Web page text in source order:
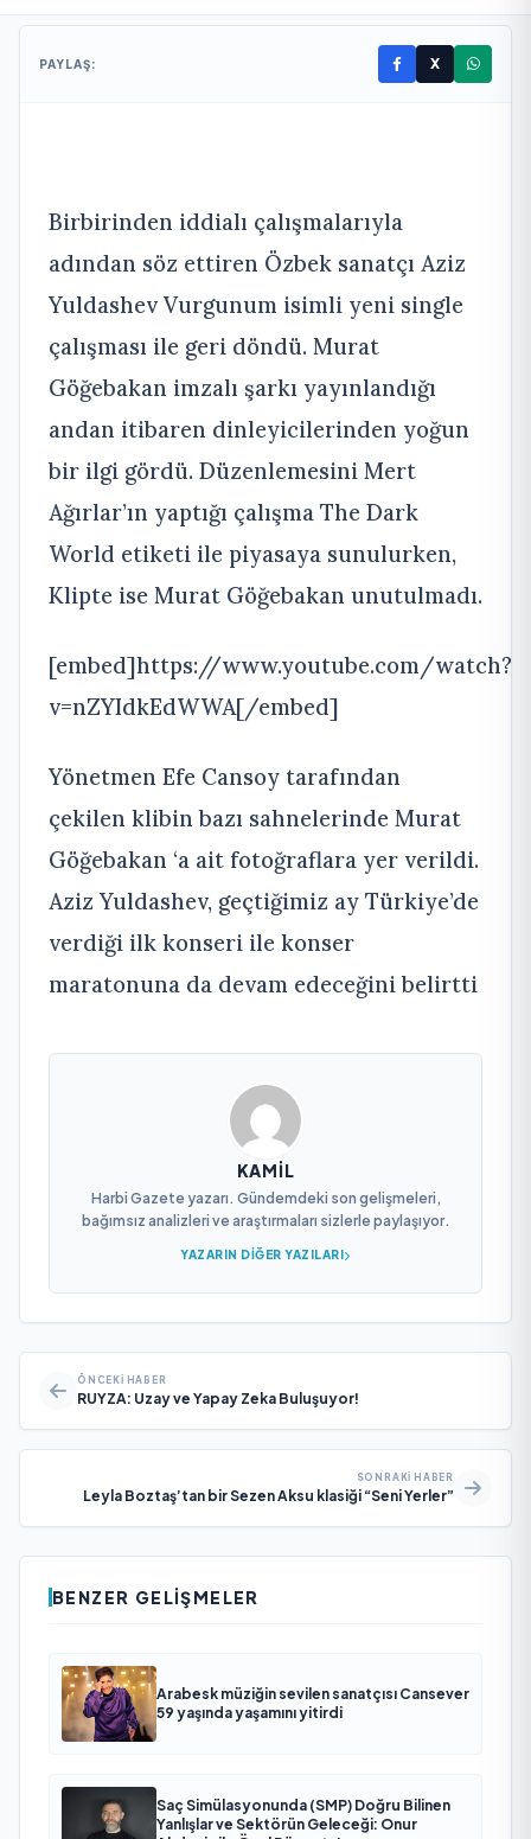
PAYLAŞ: X
Birbirinden iddialı çalışmalarıyla
adından söz ettiren Özbek sanatçı Aziz
Yuldashev Vurgunum isimli yeni single
çalışması ile geri döndü. Murat
Göğebakan imzalı şarkı yayınlandığı
andan itibaren dinleyicilerinden yoğun
bir ilgi gördü. Düzenlemesini Mert
Ağırlar’ın yaptığı çalışma The Dark
World etiketi ile piyasaya sunulurken,
Klipte ise Murat Göğebakan unutulmadı.
[embed]https://www.youtube.com/watch?
v=nZYIdkEdWWA[/embed]
Yönetmen Efe Cansoy tarafından
çekilen klibin bazı sahnelerinde Murat
Göğebakan ‘a ait fotoğraflara yer verildi.
Aziz Yuldashev, geçtiğimiz ay Türkiye’de
verdiği ilk konseri ile konser
maratonuna da devam edeceğini belirtti
KAMIL
Harbi Gazete yazarı. Gündemdeki son gelişmeleri,
bağımsız analizleri ve araştırmaları sizlerle paylaşıyor.
YAZARIN DIĞER YAZILARI
ÖNCEKI HABER
RUYZA: Uzay ve Yapay Zeka Buluşuyor!
SONRAKI HABER
Leyla Boztaş’tan bir Sezen Aksu klasiği “Seni Yerler”
BENZER GELIŞMELER
Arabesk müziğin sevilen sanatçısı Cansever
59 yaşında yaşamını yitirdi
Saç Simülasyonunda (SMP) Doğru Bilinen
Yanlışlar ve Sektörün Geleceği: Onur